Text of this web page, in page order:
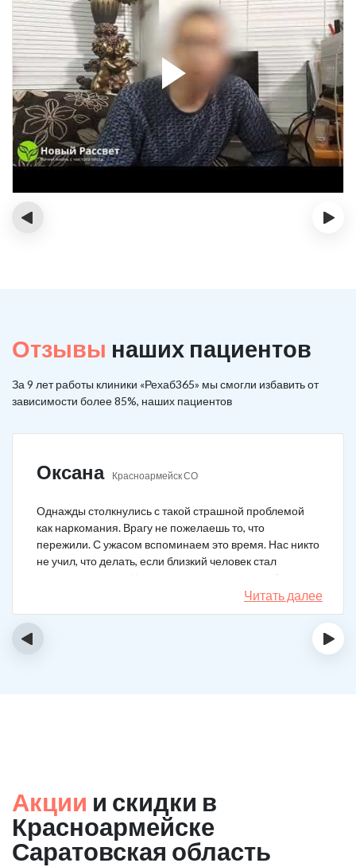
‹ ›
Отзывы наших пациентов
За 9 лет работы клиники «Рехаб365» мы смогли избавить от
зависимости более 85%, наших пациентов
Оксана Красноармейск СО
Однажды столкнулись с такой страшной проблемой
как наркомания. Врагу не пожелаешь то, что
пережили. С ужасом вспоминаем это время. Нас никто
не учил, что делать, если близкий человек стал
наркозависимым. Честно говоря, надежды не было,
думали, что все лечение бесполезно, но решили
попробовать и отправить родственника в клинику на
Читать далее
‹ ›
Акции и скидки в
Красноармейске
Саратовская область